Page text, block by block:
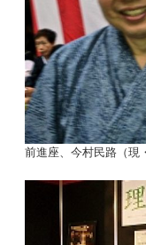
前進座、今村民路（現